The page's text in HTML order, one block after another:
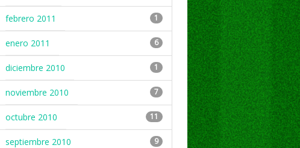
febrero 2011 1
enero 2011 6
diciembre 2010 1
noviembre 2010 7
octubre 2010 11
septiembre 2010 9